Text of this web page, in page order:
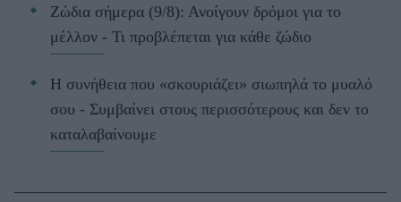
Ζώδια σήμερα (9/8): Ανοίγουν δρόμοι για το
μέλλον - Τι προβλέπεται για κάθε ζώδιο
Η συνήθεια που «σκουριάζει» σιωπηλά το μυαλό
σου - Συμβαίνει στους περισσότερους και δεν το
καταλαβαίνουμε